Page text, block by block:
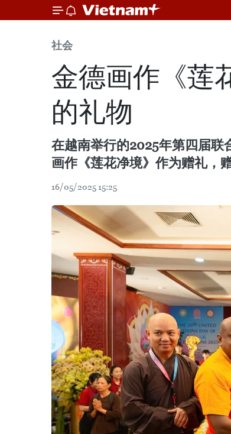
社会
金德画作《莲
的礼物
在越南举行的2025年第四届联
画作《莲花净境》作为赠礼，
16/05/2025 15:25